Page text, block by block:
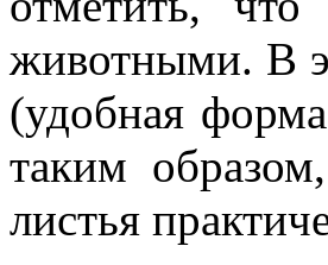
животными. В
(удобная
таким
листья